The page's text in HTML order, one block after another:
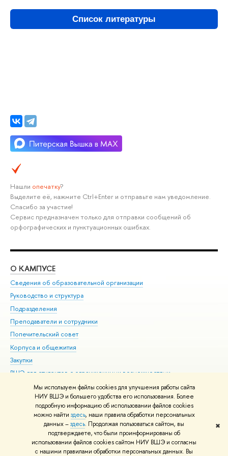
Мы используем файлы cookies для улучшения работы сайта
НИУ ВШЭ и большего удобства его использования. Более
подробную информацию об использовании файлов cookies
можно найти здесь, наши правила обработки персональных
данных –здесь. Продолжая пользоваться сайтом, вы
подтверждаете, что были проинформированы об
использовании файлов cookies сайтом НИУ ВШЭ и согласны
с нашими правилами обработки персональных данных. Вы
✖
Список литературы
Нашли опечатку?
Выделите её, нажмите Ctrl+Enter и отправьте нам уведомление.
Спасибо за участие!
Сервис предназначен только для отправки сообщений об
орфографических и пунктуационных ошибках.
О КАМПУСЕ
Сведения об образовательной организации
Руководство и структура
Подразделения
Преподаватели и сотрудники
Попечительский совет
Корпуса и общежития
Закупки
ВШЭ для студентов с ограниченными возможностями
здоровья и инвалидностью
Версия для слабовидящих
Единая платежная страница
© НИУ ВШЭ 1993–2026 Адреса и контакты Условия использования
материалов Политика конфиденциальности Карта сайта